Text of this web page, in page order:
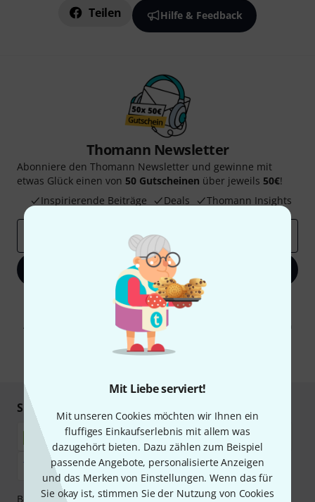
Mit Liebe serviert!
Mit unseren Cookies möchten wir Ihnen ein
fluffiges Einkaufserlebnis mit allem was
dazugehört bieten. Dazu zählen zum Beispiel
passende Angebote, personalisierte Anzeigen
und das Merken von Einstellungen. Wenn das für
Sie okay ist, stimmen Sie der Nutzung von Cookies
Teilen Hilfe & Feedback
Thomann Newsletter
Abonniere den Thomann Newsletter und gewinne mit
etwas Glück einen von 50 Gutscheinen über jeweils 50€!
Inspirierende Beiträge
Deals Thomann Insights
Jetzt anmelden
Mit Klick auf „Jetzt anmelden“ stimmen Sie dem Erhalt von E-Mail-
Werbung und einer Messung des E-Mail-Nutzungsverhaltens zu. Die
Abmeldung ist jederzeit möglich. Weitere Informationen finden Sie in
unserenDatenschutzhinweisen
* Pflichtfeld
Sicher einkaufen & bezahlen
Bezahlen Sie vertraulich und sicher per Nachnahme,